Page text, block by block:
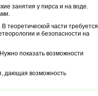
занятия у пирса и на воде.
теоретической части требуется
и безопасности на
показать возможности
дающая возможность